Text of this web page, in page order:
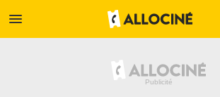
menu